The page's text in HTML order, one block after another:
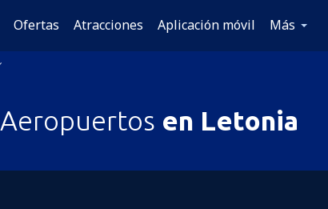
Ofertas Atracciones Aplicación móvil Más
Aeropuertos en Letonia